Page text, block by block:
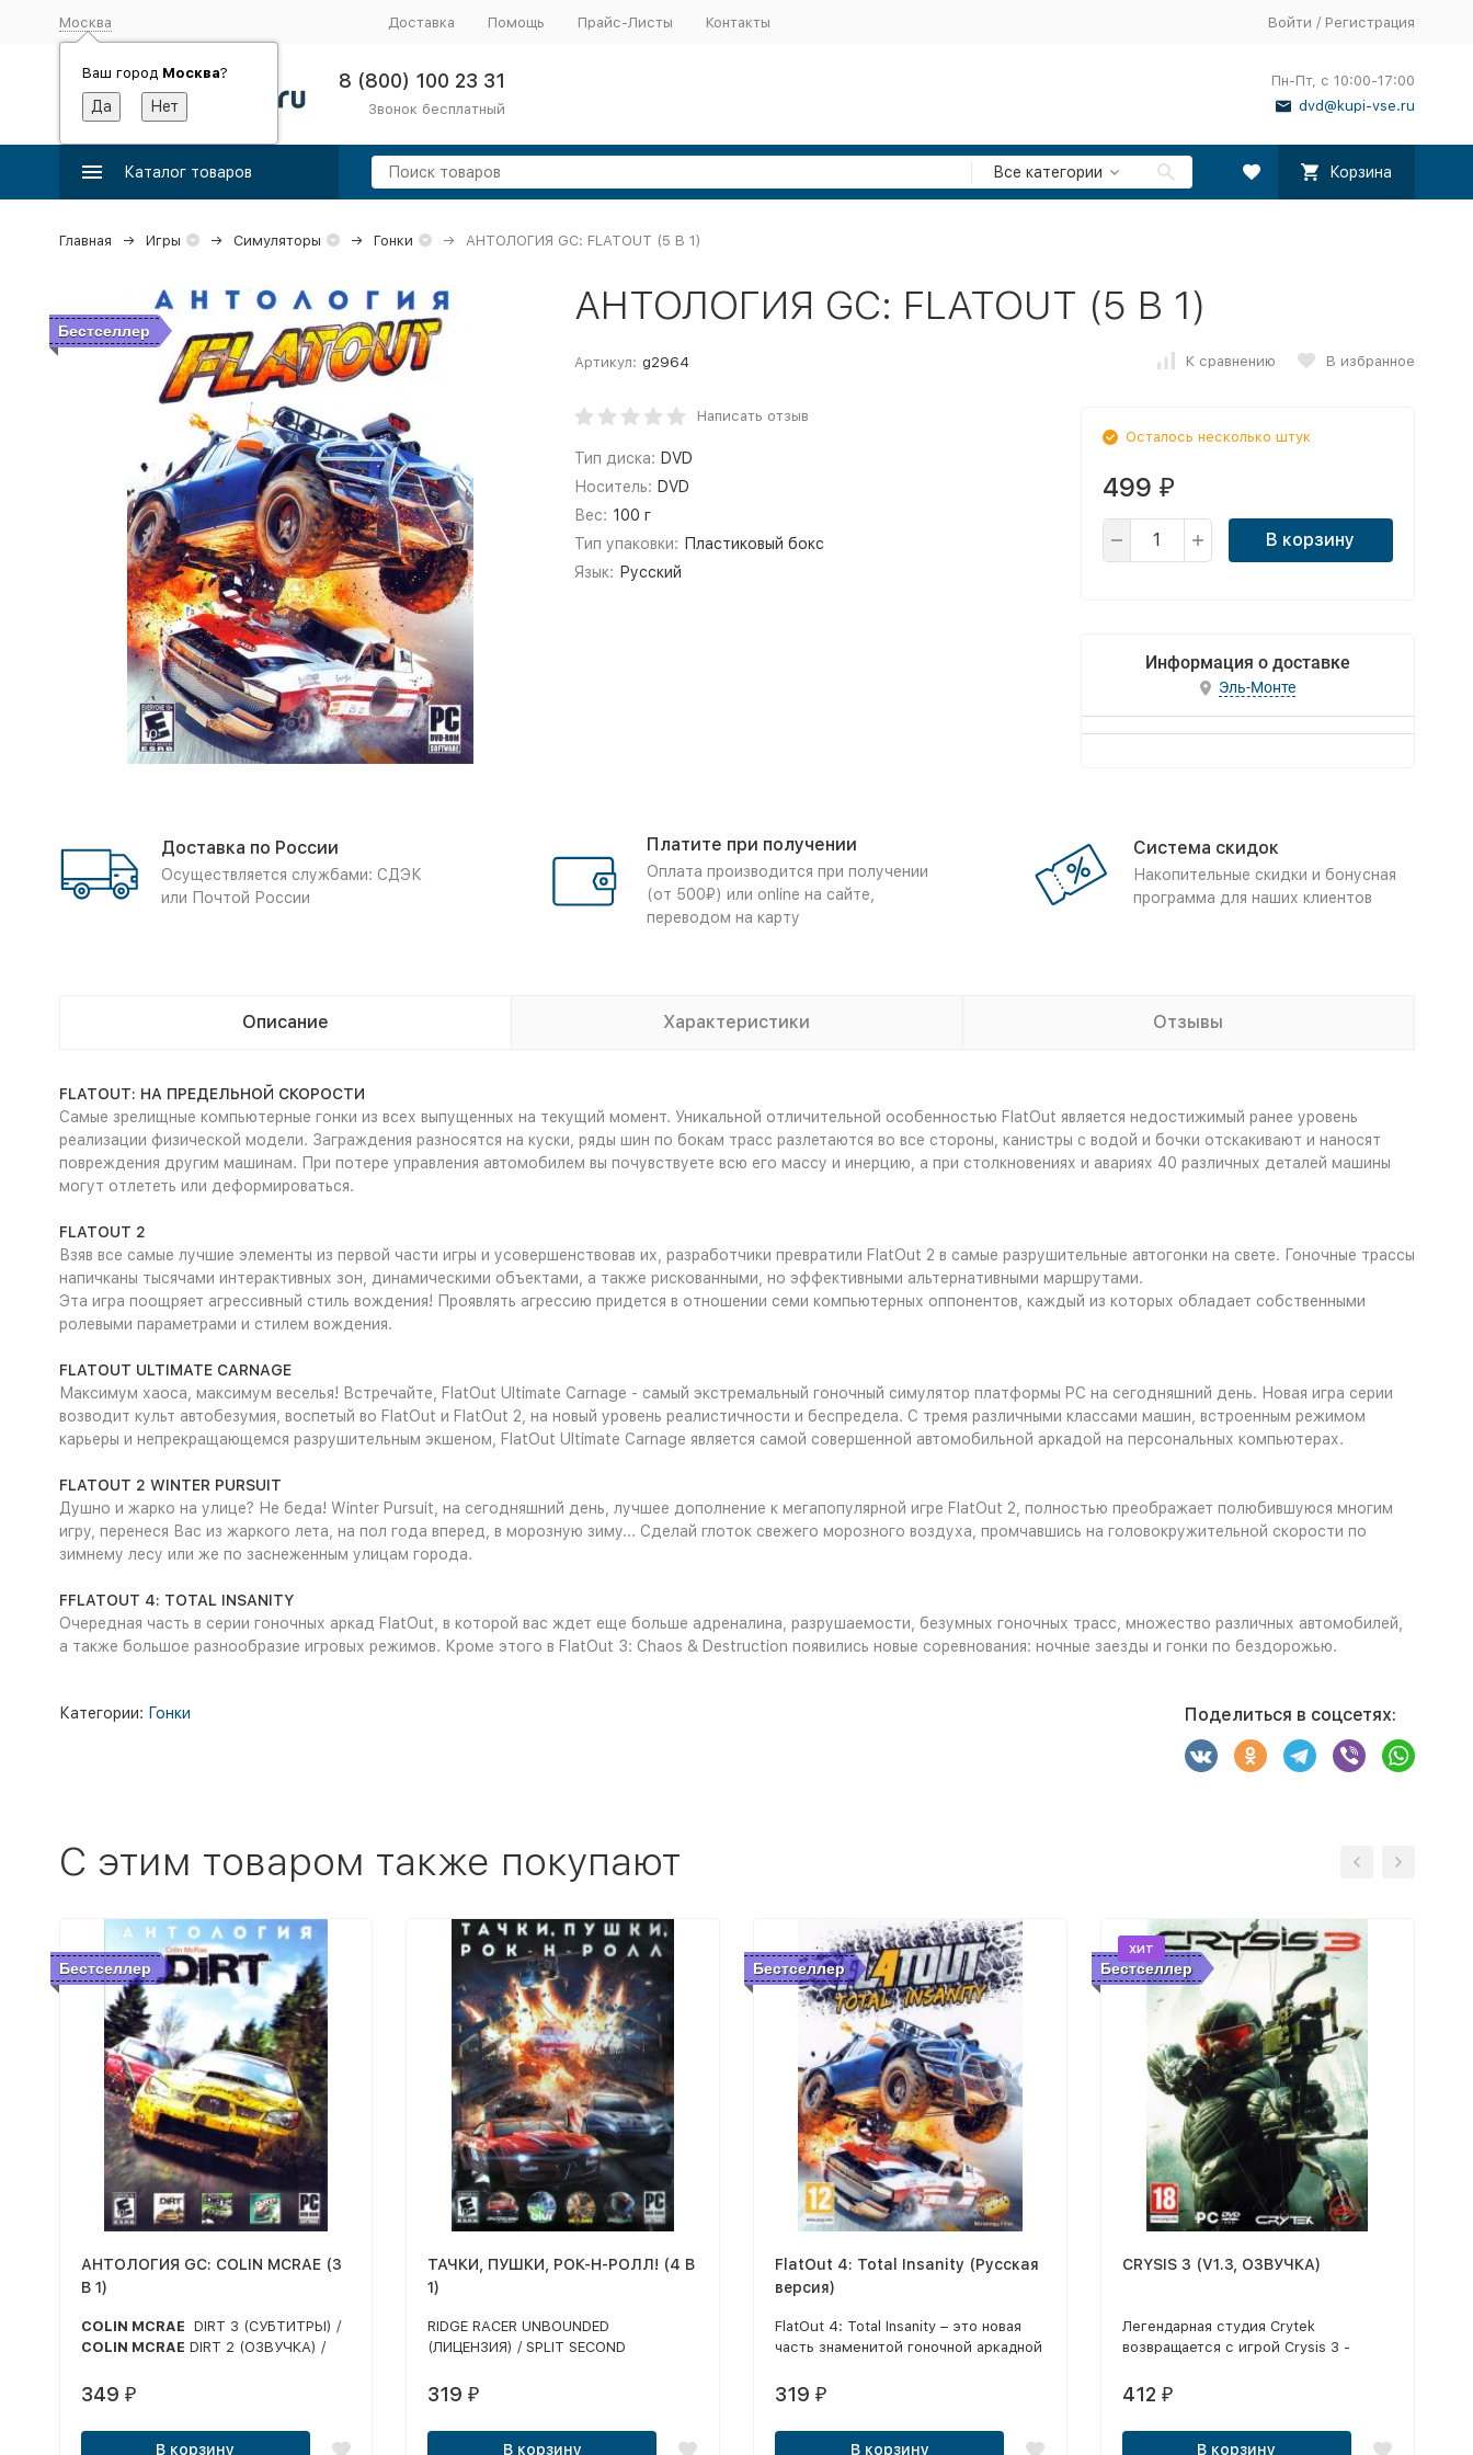
Москва
Ваш город Москва?
Доставка Помощь Прайс-Листы Контакты Войти / Регистрация
8 (800) 100 23 31
Звонок бесплатный
Пн-Пт, с 10:00-17:00
dvd@kupi-vse.ru
Каталог товаров Все категории Корзина
Главная Игры Симуляторы Гонки АНТОЛОГИЯ GC: FLATOUT (5 В 1)
Бестселлер
АНТОЛОГИЯ GC: FLATOUT (5 В 1)
Артикул: g2964 К сравнению В избранное
Написать отзыв
Тип диска: DVD
Носитель: DVD
Вес: 100 г
Тип упаковки: Пластиковый бокс
Язык: Русский
Осталось несколько штук
499 ₽
В корзину
Информация о доставке
Эль-Монте
Доставка по России
Осуществляется службами: СДЭК
или Почтой России
Платите при получении
Оплата производится при получении
(от 500₽) или online на сайте,
переводом на карту
Система скидок
Накопительные скидки и бонусная
программа для наших клиентов
Описание Характеристики Отзывы
FLATOUT: НА ПРЕДЕЛЬНОЙ СКОРОСТИ
Самые зрелищные компьютерные гонки из всех выпущенных на текущий момент. Уникальной отличительной особенностью FlatOut является недостижимый ранее уровень
реализации физической модели. Заграждения разносятся на куски, ряды шин по бокам трасс разлетаются во все стороны, канистры с водой и бочки отскакивают и наносят
повреждения другим машинам. При потере управления автомобилем вы почувствуете всю его массу и инерцию, а при столкновениях и авариях 40 различных деталей машины
могут отлететь или деформироваться.
FLATOUT 2
Взяв все самые лучшие элементы из первой части игры и усовершенствовав их, разработчики превратили FlatOut 2 в самые разрушительные автогонки на свете. Гоночные трассы
напичканы тысячами интерактивных зон, динамическими объектами, а также рискованными, но эффективными альтернативными маршрутами.
Эта игра поощряет агрессивный стиль вождения! Проявлять агрессию придется в отношении семи компьютерных оппонентов, каждый из которых обладает собственными
ролевыми параметрами и стилем вождения.
FLATOUT ULTIMATE CARNAGE
Максимум хаоса, максимум веселья! Встречайте, FlatOut Ultimate Carnage - самый экстремальный гоночный симулятор платформы PC на сегодняшний день. Новая игра серии
возводит культ автобезумия, воспетый во FlatOut и FlatOut 2, на новый уровень реалистичности и беспредела. С тремя различными классами машин, встроенным режимом
карьеры и непрекращающемся разрушительным экшеном, FlatOut Ultimate Carnage является самой совершенной автомобильной аркадой на персональных компьютерах.
FLATOUT 2 WINTER PURSUIT
Душно и жарко на улице? Не беда! Winter Pursuit, на сегодняшний день, лучшее дополнение к мегапопулярной игре FlatOut 2, полностью преображает полюбившуюся многим
игру, перенеся Вас из жаркого лета, на пол года вперед, в морозную зиму... Сделай глоток свежего морозного воздуха, промчавшись на головокружительной скорости по
зимнему лесу или же по заснеженным улицам города.
FFLATOUT 4: TOTAL INSANITY
Очередная часть в серии гоночных аркад FlatOut, в которой вас ждет еще больше адреналина, разрушаемости, безумных гоночных трасс, множество различных автомобилей,
а также большое разнообразие игровых режимов. Кроме этого в FlatOut 3: Chaos & Destruction появились новые соревнования: ночные заезды и гонки по бездорожью.
Категории: Гонки Поделиться в соцсетях:
C этим товаром также покупают
Бестселлер
АНТОЛОГИЯ GC: COLIN MCRAE (3
В 1)
COLIN MCRAE DIRT 3 (СУБТИТРЫ) /
COLIN MCRAE DIRT 2 (ОЗВУЧКА) /
349 ₽
В корзину
ТАЧКИ, ПУШКИ, РОК-Н-РОЛЛ! (4 В
1)
RIDGE RACER UNBOUNDED
(ЛИЦЕНЗИЯ) / SPLIT SECOND
INSANE 2 (ОЗВУЧКА)
319₽
В корзину
Бестселлер
FlatOut 4: Total Insanity (Русская
версия)
FlatOut 4: Total Insanity – это новая
часть знаменитой гоночной аркадной
27 различных машин: масл-кары,
мороженым… Выберите свое!
Прочувствуйте безумие, разрушайте
319 ₽
В корзину
Бестселлер
хит
CRYSIS 3 (V1.3, ОЗВУЧКА)
Легендарная студия Crytek
возвращается с игрой Crysis 3 -
Суперсолдат Пророк должен заново
жестоко отомстить. Новый
нанокостюм позволяет
412 ₽
В корзину